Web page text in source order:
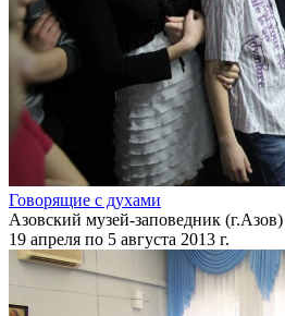
Говорящие с духами
Азовский музей-заповедник (г.Азов)
19 апреля по 5 августа 2013 г.